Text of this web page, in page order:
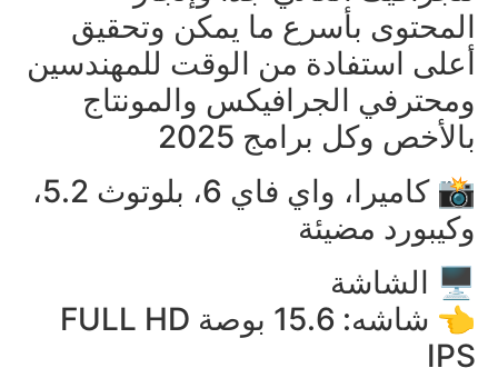
المحتوى بأسرع ما يمكن وتحقيق
أعلى استفادة من الوقت للمهندسين
ومحترفي الجرافيكس والمونتاج
بالأخص وكل برامج 2025
📸 كاميرا، واي فاي 6، بلوتوث 5.2،
وكيبورد مضيئة
🖥️ الشاشة
👈 شاشه: 15.6 بوصة FULL HD
IPS